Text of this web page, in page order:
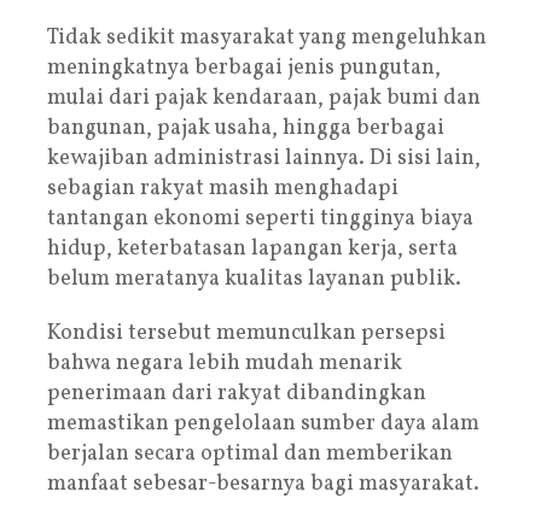
Tidak sedikit masyarakat yang mengeluhkan
meningkatnya berbagai jenis pungutan,
mulai dari pajak kendaraan, pajak bumi dan
bangunan, pajak usaha, hingga berbagai
kewajiban administrasi lainnya. Di sisi lain,
sebagian rakyat masih menghadapi
tantangan ekonomi seperti tingginya biaya
hidup, keterbatasan lapangan kerja, serta
belum meratanya kualitas layanan publik.
Kondisi tersebut memunculkan persepsi
bahwa negara lebih mudah menarik
penerimaan dari rakyat dibandingkan
memastikan pengelolaan sumber daya alam
berjalan secara optimal dan memberikan
manfaat sebesar-besarnya bagi masyarakat.